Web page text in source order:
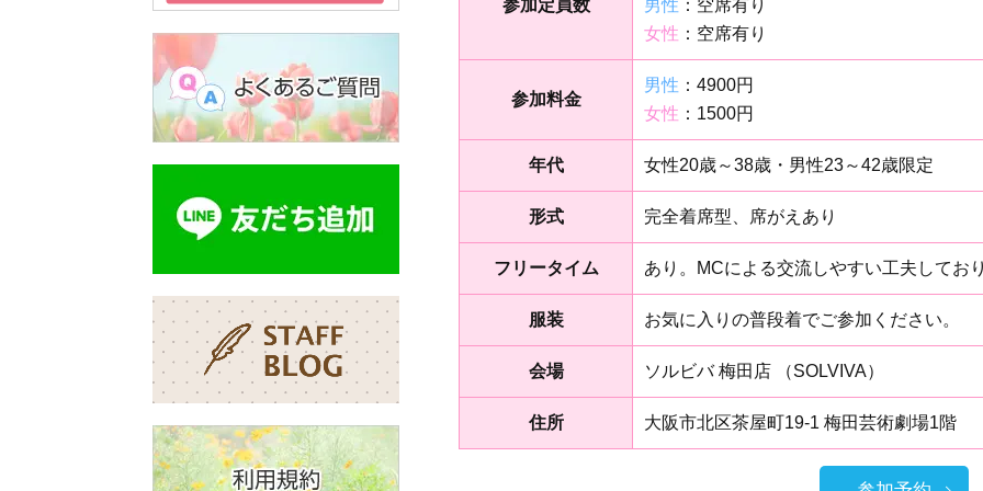
参加定員数 男性 ：空席有り
女性 ：空席有り
参加料金
男性 ：4900円
女性 ：1500円
年代 女性20歳～38歳・男性23～42歳限定
形式 完全着席型、席がえあり
フリータイム あり。MCによる交流しやすい工夫してお
服装 お気に入りの普段着でご参加ください。
会場 ソルビバ 梅田店 （SOLVIVA）
住所 大阪市北区茶屋町19-1 梅田芸術劇場1階